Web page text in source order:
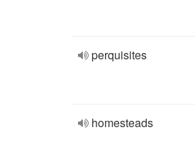
perquisites
homesteads